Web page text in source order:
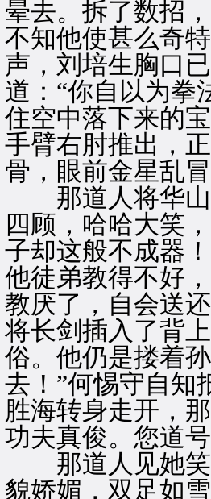
晕去。拆了数招
不知他使甚么奇
声，刘培生胸口
道：“你自以为拳
住空中落下来的
手臂右肘推出，
骨，眼前金星乱
那道人将华山
四顾，哈哈大笑
子却这般不成器
他徒弟教得不好
教厌了，自会送
将长剑插入了背
俗。他仍是搂着
去！”何惕守自知
胜海转身走开，
功夫真俊。您道
那道人见她笑
貌娇媚，双足如